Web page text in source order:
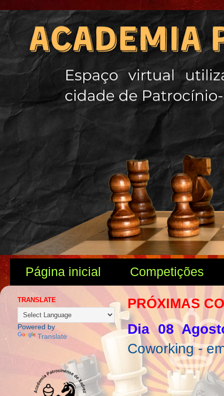
Página inicial Competições
PRÓXIMAS
Dia 08
Coworking -
TRANSLATE
Powered by
Translate